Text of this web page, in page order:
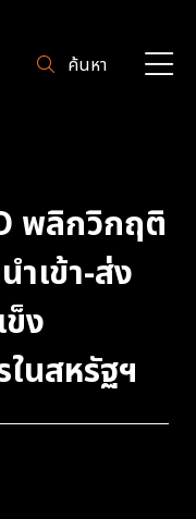
ค้นหา
พลิกวิกฤติ
ำเข้า-ส่ง
ง
นสหรัฐฯ